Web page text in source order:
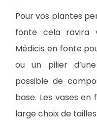
Pour vos plantes
fonte cela ravira
Médicis en fonte
ou un pilier
possible de
base. Les vases
large choix de